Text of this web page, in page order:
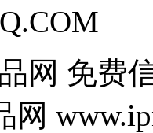
网 免费
网